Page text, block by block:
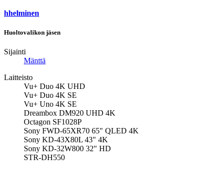
hhelminen
Huoltovalikon jäsen
Sijainti
Mänttä
Laitteisto
Vu+ Duo 4K UHD
Vu+ Duo 4K SE
Vu+ Uno 4K SE
Dreambox DM920 UHD 4K
Octagon SF1028P
Sony FWD-65XR70 65" QLED 4K
Sony KD-43X80L 43" 4K
Sony KD-32W800 32" HD
STR-DH550